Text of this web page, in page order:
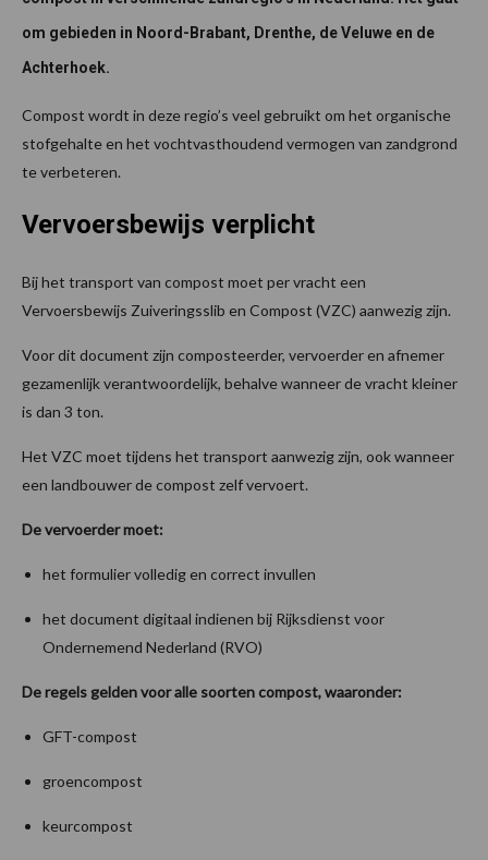
om gebieden in Noord-Brabant, Drenthe, de Veluwe en de
Achterhoek.
Compost wordt in deze regio’s veel gebruikt om het organische
stofgehalte en het vochtvasthoudend vermogen van zandgrond
te verbeteren.
Vervoersbewijs verplicht
Bij het transport van compost moet per vracht een
Vervoersbewijs Zuiveringsslib en Compost (VZC) aanwezig zijn.
Voor dit document zijn composteerder, vervoerder en afnemer
gezamenlijk verantwoordelijk, behalve wanneer de vracht kleiner
is dan 3 ton.
Het VZC moet tijdens het transport aanwezig zijn, ook wanneer
een landbouwer de compost zelf vervoert.
De vervoerder moet:
het formulier volledig en correct invullen
het document digitaal indienen bij Rijksdienst voor
Ondernemend Nederland (RVO)
De regels gelden voor alle soorten compost, waaronder:
GFT-compost
groencompost
keurcompost